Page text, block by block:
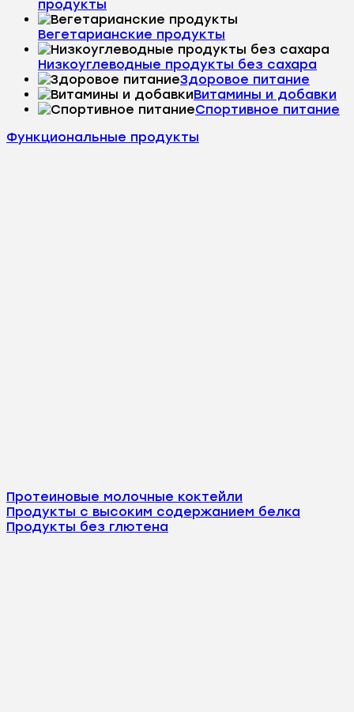
продукты
Вегетарианские продукты
Низкоуглеводные продукты без сахара
Здоровое питание
Витамины и добавки
Спортивное питание
Функциональные продукты
Протеиновые молочные коктейли
Продукты с высоким содержанием белка
Продукты без глютена